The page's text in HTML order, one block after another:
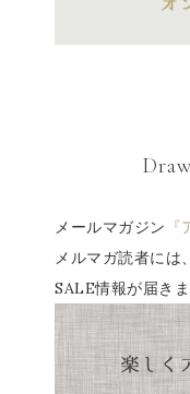
メールマガジン
メルマガ読者には
SALE情報が届き